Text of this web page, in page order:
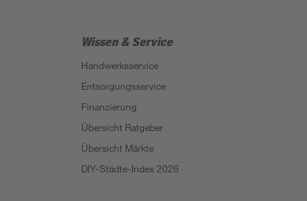
Wissen & Service
Handwerksservice
Entsorgungsservice
Finanzierung
Übersicht Ratgeber
Übersicht Märkte
DIY-Städte-Index 2026